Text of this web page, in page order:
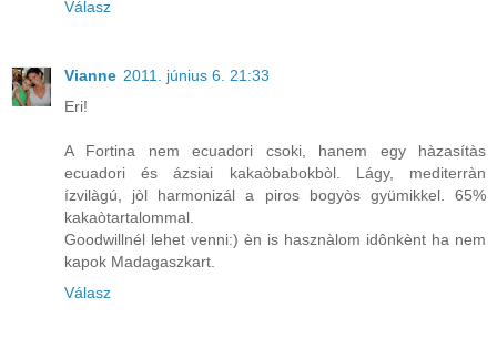
Válasz
Vianne 2011. június 6. 21:33
Eri!
A Fortina nem ecuadori csoki, hanem egy hàzasítàs
ecuadori és ázsiai kakaòbabokbòl. Lágy, mediterràn
ízvilàgú, jòl harmonizál a piros bogyòs gyümikkel. 65%
kakaòtartalommal.
Goodwillnél lehet venni:) èn is hasznàlom idônkènt ha nem
kapok Madagaszkart.
Válasz